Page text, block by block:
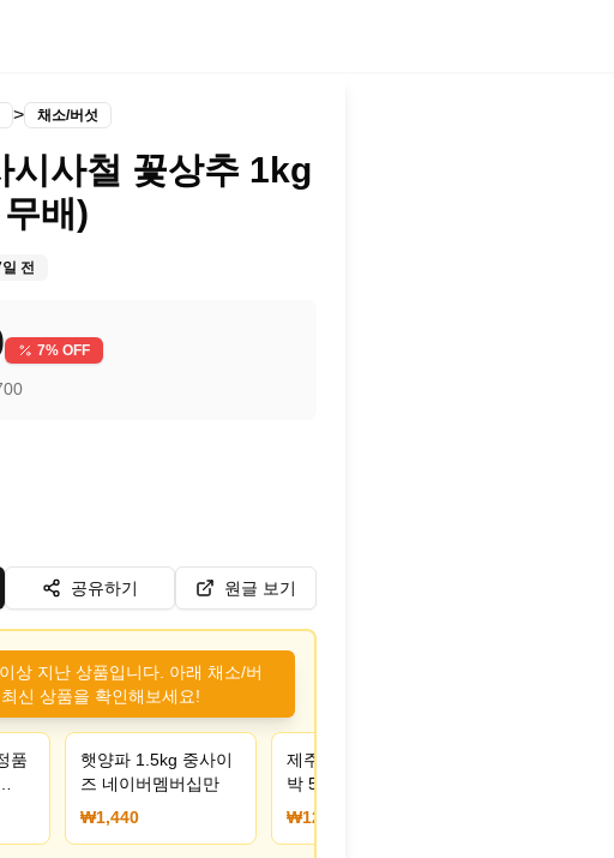
> 채소/버섯
시사철 꽃상추 1kg
배)
전
7% OFF
공유하기 원글 보기
상 지난 상품입니다. 아래 채소/버
신 상품을 확인해보세요!
품
)
햇양파 1.5kg 중사이
즈 네이버멤버십만
₩1,440
제주 특품 미니 밤호
박 5kg (12,555원/무
료)
₩12,555